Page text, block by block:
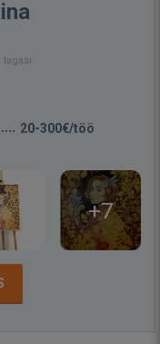
tagasi
20-300€/töö
+7